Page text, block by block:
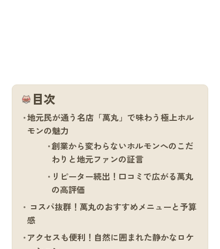
目次
地元民が通う名店「萬丸」で味わう極上ホル
モンの魅力
創業から変わらないホルモンへのこだ
わりと地元ファンの証言
リピーター続出！口コミで広がる萬丸
の高評価
コスパ抜群！萬丸のおすすめメニューと予算
感
アクセスも便利！自然に囲まれた静かなロケ